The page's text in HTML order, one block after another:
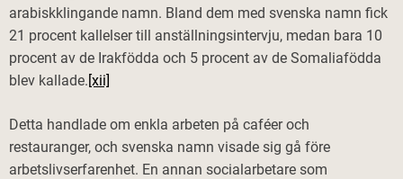
arabiskklingande namn. Bland dem med svenska namn fick
21 procent kallelser till anställningsintervju, medan bara 10
procent av de Irakfödda och 5 procent av de Somaliafödda
blev kallade.[xii]
Detta handlade om enkla arbeten på caféer och
restauranger, och svenska namn visade sig gå före
arbetslivserfarenhet. En annan socialarbetare som